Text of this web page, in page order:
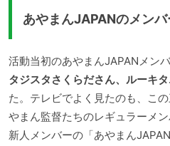
あやまんJAPANのメンバ
活動当初のあやまんJAPANメンバ
タジスタさくらださん、ルーキ
た。テレビでよく見たのも、こ
やまん監督たちのレギュラーメ
新人メンバーの「あやまん